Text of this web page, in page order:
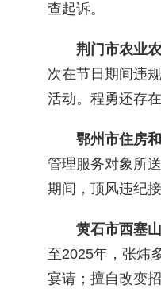
查起诉。
荆门市农业
次在节日期间违
活动。程勇还存
鄂州市住房
管理服务对象所
期间，顶风违纪
黄石市西塞
至2025年，张炜
宴请；擅自改变